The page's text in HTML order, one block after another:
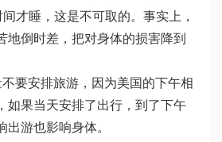
间才睡，这是不可取的。事实上，
地倒时差，把对身体的损害降到
要安排旅游，因为美国的下午相
如果当天安排了出行，到了下午
出游也影响身体。